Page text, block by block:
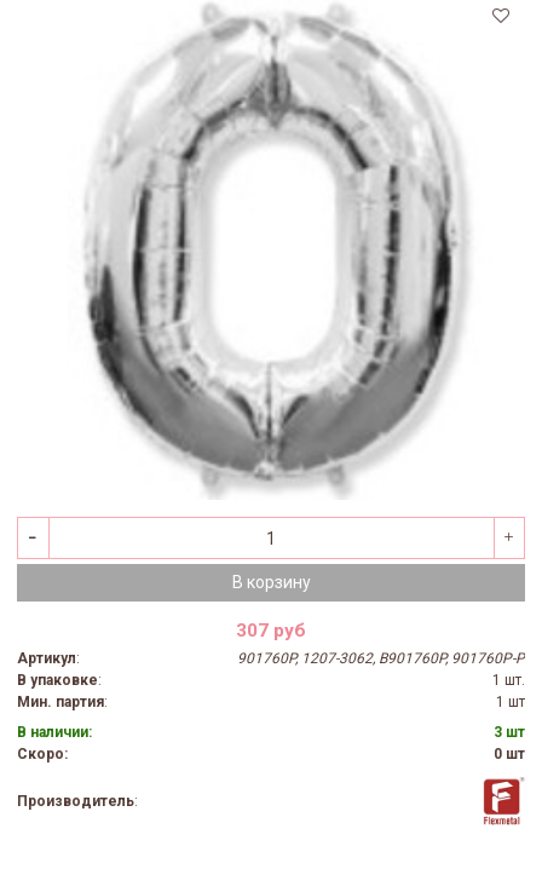
В корзину
307 руб
Артикул:
901760P, 1207-3062, B901760P, 901760P-P
В упаковке:
1 шт.
Мин. партия:
1 шт
В наличии:
3 шт
Скоро:
0 шт
Производитель: